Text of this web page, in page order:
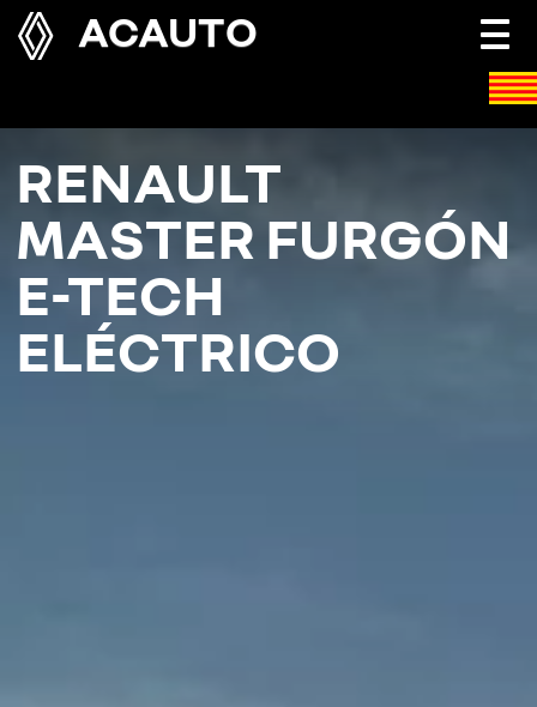
ACAUTO
RENAULT
MASTER FURGÓN
E-TECH
ELÉCTRICO